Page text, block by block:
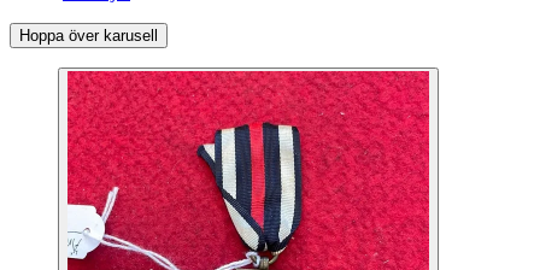
Hoppa över karusell